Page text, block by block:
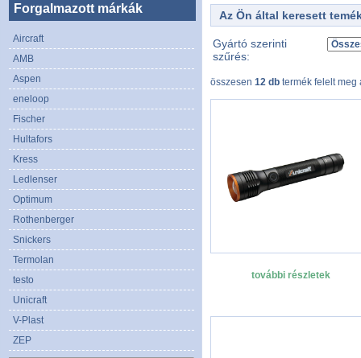
Az Ön által keresett
Gyártó szerinti
szűrés:
összesen 12 db termék felelt meg
további részletek
Forgalmazott márkák
Aircraft
AMB
Aspen
eneloop
Fischer
Hultafors
Kress
Ledlenser
Optimum
Rothenberger
Snickers
Termolan
testo
Unicraft
V-Plast
ZEP